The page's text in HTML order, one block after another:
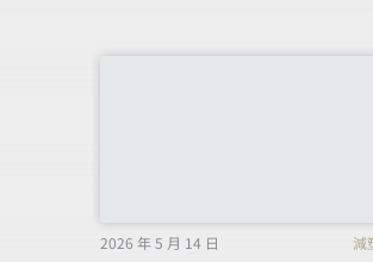
2026 年 5 月 14 日 減